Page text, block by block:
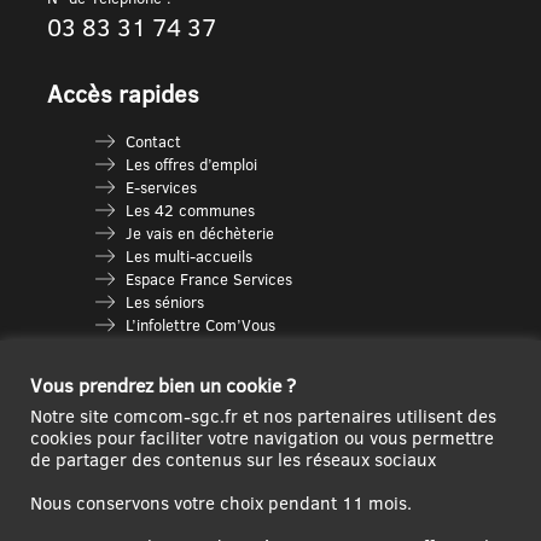
03 83 31 74 37
Accès rapides
Contact
Les offres d’emploi
E-services
Les 42 communes
Je vais en déchèterie
Les multi-accueils
Espace France Services
Les séniors
L’infolettre Com’Vous
Vous prendrez bien un cookie ?
Notre site comcom-sgc.fr et nos partenaires utilisent des
cookies pour faciliter votre navigation ou vous permettre
de partager des contenus sur les réseaux sociaux
Nous conservons votre choix pendant 11 mois.